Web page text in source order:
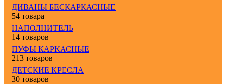
ДИВАНЫ БЕСКАРКАСНЫЕ
54 товара
НАПОЛНИТЕЛЬ
14 товаров
ПУФЫ КАРКАСНЫЕ
213 товаров
ДЕТСКИЕ КРЕСЛА
30 товаров